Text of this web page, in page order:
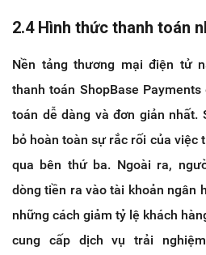
2.4 Hình thức thanh toán
Nền tảng thương mại điện tử
thanh toán ShopBase
toán dễ dàng và đơn giản nhất.
bỏ hoàn toàn sự rắc rối của việc
qua bên thứ ba. Ngoài ra,
dòng tiền ra vào tài khoản ngân
những cách giảm tỷ lệ khách
cung cấp dịch vụ trải